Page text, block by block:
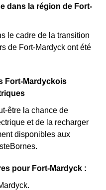
dans la région de Fort-
le cadre de la transition
de Fort-Mardyck ont été
Fort-Mardyckois
être la chance de
et de la recharger
disponibles aux
pour Fort-Mardyck :